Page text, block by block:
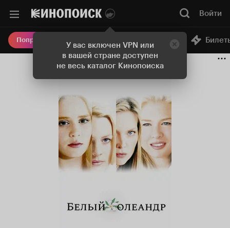
У вас включен VPN или
в вашей стране доступен
не весь каталог Кинопоиска
Войти
Попробовать Плюс Онлайн-кинотеатр